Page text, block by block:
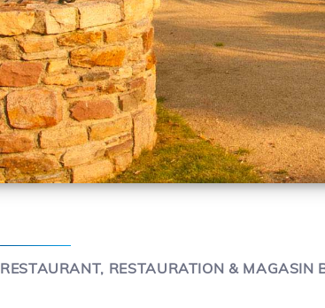
RESTAURANT, RESTAURATION & MAGASIN